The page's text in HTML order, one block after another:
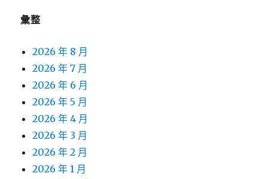
彙整
2026 年 8 月
2026 年 7 月
2026 年 6 月
2026 年 5 月
2026 年 4 月
2026 年 3 月
2026 年 2 月
2026 年 1 月